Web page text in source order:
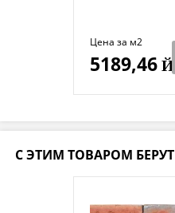
Цена за м2
5189,46Й
С ЭТИМ ТОВАРОМ БЕРУТ